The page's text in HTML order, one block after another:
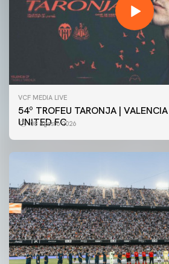
VCF MEDIA LIVE
54º TROFEU TARONJA |
UNITED FC
08 agosto 2026